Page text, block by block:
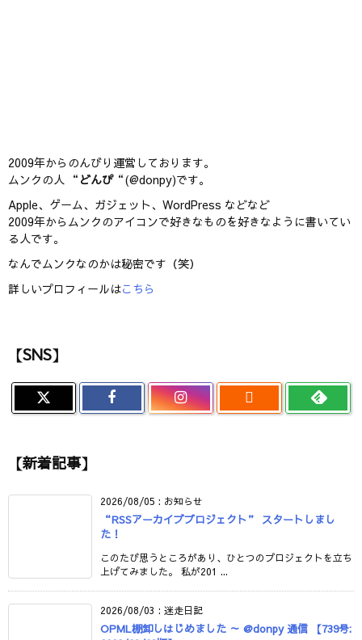
2009年からのんびり運営しております。
ムンクの人 “ どんぴ“(@donpy)です。
Apple、ゲーム、ガジェット、WordPress などなど
2009年からムンクのアイコンで好きなものを好きなように書いてい
る人です。
なんでムンクなのかは秘密です（笑）
詳しいプロフィールはこちら
【SNS】

【新着記事】
2026/08/05 : お知らせ
“RSSアーカイブプロジェクト” スタートしまし
た！
このたび思うところがあり、ひとつのプロジェクトを立ち
上げてみました。 私が201 ...
2026/08/03 : 迷走日記
OPML棚卸しはじめました ～ @donpy 通信 【739号: